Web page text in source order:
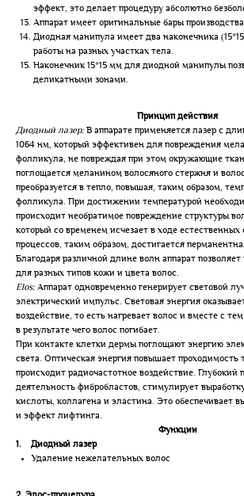
эффект, это делает процедуру абсолютно
Аппарат имеет оригинальные бары
Диодная манипула имеет два наконечника
работы на разных участках тела.
Наконечник 15*15 мм для диодной манипулы
деликатными зонами.
Принцип действия
Диодный лазер:В аппарате применяется лазер с
1064 нм, который эффективен для повреждения
фолликула, не повреждая при этом окружающие
поглощается меланином волосяного стержня и
преобразуется в тепло, повышая, таким образом,
фолликула. При достижении температурой
происходит необратимое повреждение структуры
который со временем исчезает в ходе естественных
процессов, таким образом, достигается
Благодаря различной длине волн аппарат
для разных типов кожи и цвета волос.
Elos:Аппарат одновременно генерирует световой
электрический импульс. Световая энергия
воздействие, то есть нагревает волос и вместе с
в результате чего волос погибает.
При контакте клетки дермы поглощают энергию
света. Оптическая энергия повышает проходимость
происходит радиочастотное воздействие. Глубокий
деятельность фибробластов, стимулирует
кислоты, коллагена и эластина. Это обеспечивает
и эффект лифтинга.
Функции
1. Диодный лазер
Удаление нежелательных волос